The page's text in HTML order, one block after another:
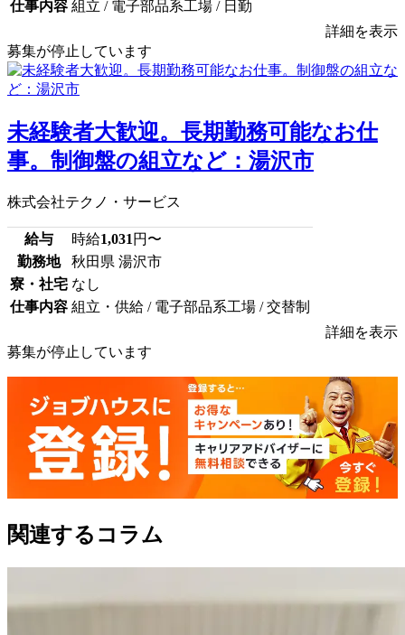
仕事内容 組立 / 電子部品系工場 / 日勤
詳細を表示
募集が停止しています
未経験者大歓迎。長期勤務可能なお仕
事。制御盤の組立など：湯沢市
株式会社テクノ・サービス
給与 時給1,031 円〜
勤務地
秋田県 湯沢市
寮・社宅 なし
仕事内容 組立・供給 / 電子部品系工場 / 交替制
詳細を表示
募集が停止しています
関連するコラム